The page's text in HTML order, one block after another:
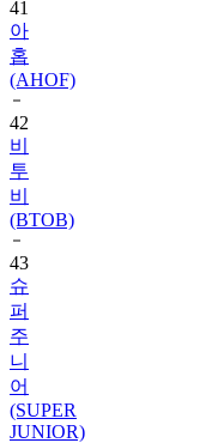
홉
(AHOF)
42
비
투
비
(BTOB)
43
슈
퍼
주
니
어
(SUPER
JUNIOR)
44